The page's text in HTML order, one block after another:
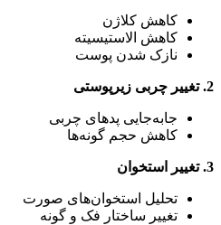
کاهش کلاژن
کاهش الاستیسیته
نازک شدن پوست
2. تغییر چربی زیرپوستی
جابه‌جایی پدهای چربی
کاهش حجم گونه‌ها
3. تغییر استخوان
تحلیل استخوان‌های صورت
تغییر ساختار فک و گونه